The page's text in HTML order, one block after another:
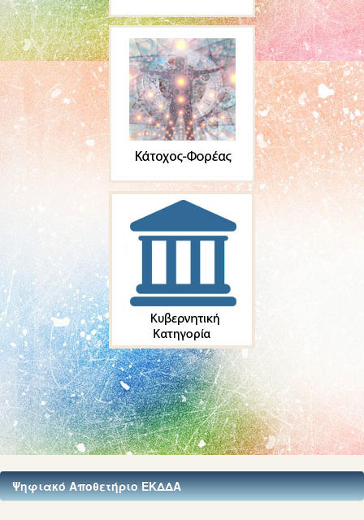
Ψηφιακό Αποθετήριο ΕΚΔΔΑ